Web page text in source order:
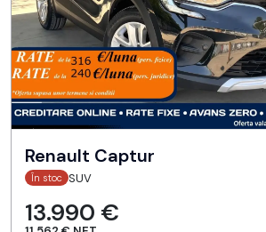
Renault Captur
În stoc SUV
13.990 €